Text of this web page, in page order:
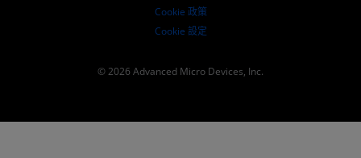
Cookie 政策
Cookie 設定
© 2026 Advanced Micro Devices, Inc.